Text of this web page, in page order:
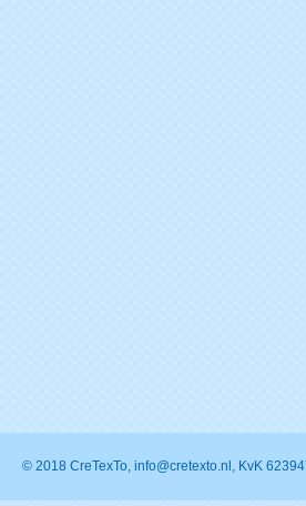
© 2018 CreTexTo, info@cretexto.nl, KvK